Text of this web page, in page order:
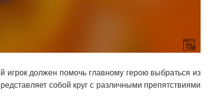
должен помочь главному герою выбраться из
собой круг с различными препятствиями